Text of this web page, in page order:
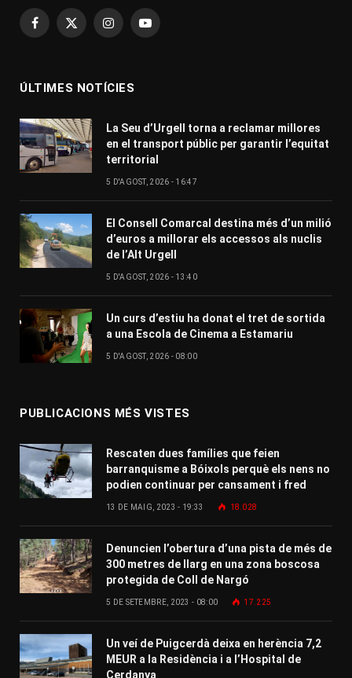
Facebook
X
InstagramYouTube
ÚLTIMES NOTÍCIES
La Seu d’Urgell torna a reclamar millores
en el transport públic per garantir l’equitat
territorial
5 D'AGOST, 2026 - 16:47
El Consell Comarcal destina més d’un milió
d’euros a millorar els accessos als nuclis
de l’Alt Urgell
5 D'AGOST, 2026 - 13:40
Un curs d’estiu ha donat el tret de sortida
a una Escola de Cinema a Estamariu
5 D'AGOST, 2026 - 08:00
PUBLICACIONS MÉS VISTES
Rescaten dues famílies que feien
barranquisme a Bóixols perquè els nens no
podien continuar per cansament i fred
13 DE MAIG, 2023 - 19:33 18.028
Denuncien l’obertura d’una pista de més de
300 metres de llarg en una zona boscosa
protegida de Coll de Nargó
5 DE SETEMBRE, 2023 - 08:00 17.225
Un veí de Puigcerdà deixa en herència 7,2
MEUR a la Residència i a l’Hospital de
Cerdanya